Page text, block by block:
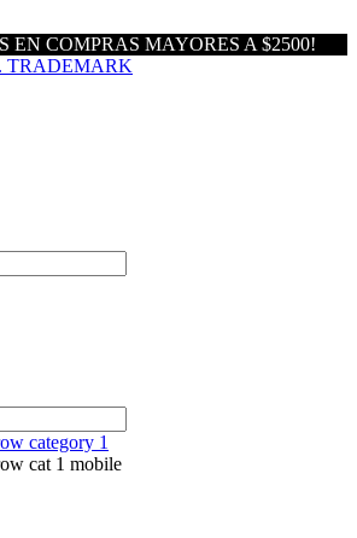
EN COMPRAS MAYORES A $2500!